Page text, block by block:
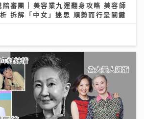
陪審團 | 美容業九運翻身攻略 美容師
拆解「中女」迷思 順勢而行是關鍵